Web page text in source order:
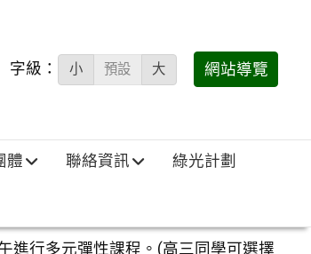
字級： 小 預設 大 網站導覽
體 聯絡資訊 綠光計劃
進行多元彈性課程。(高三同學可選擇